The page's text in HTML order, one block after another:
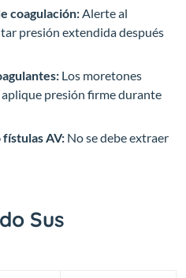
coagulación:Alerte al
presión extendida después
Los moretones
presión firme durante
AV: No se debe extraer
Sus